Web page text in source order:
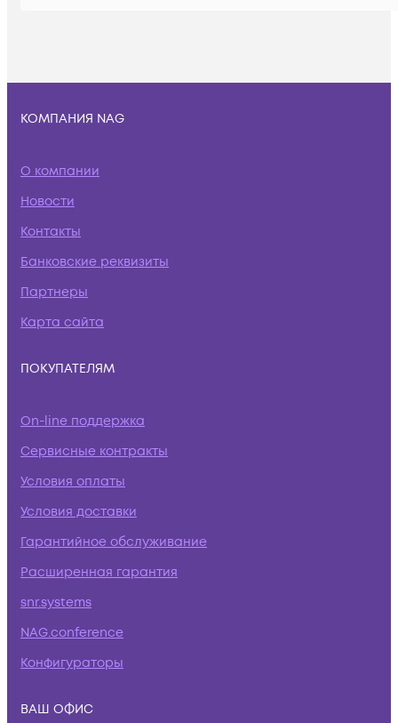
КОМПАНИЯ NAG
О компании
Новости
Контакты
Банковские реквизиты
Партнеры
Карта сайта
ПОКУПАТЕЛЯМ
On-line поддержка
Сервисные контракты
Условия оплаты
Условия доставки
Гарантийное обслуживание
Расширенная гарантия
snr.systems
NAG.conference
Конфигураторы
ВАШ ОФИС